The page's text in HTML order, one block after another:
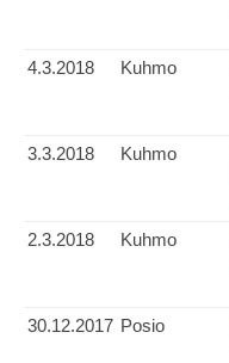
4.3.2018
Kuhmo
3.3.2018
Kuhmo
2.3.2018
Kuhmo
30.12.2017 Posio